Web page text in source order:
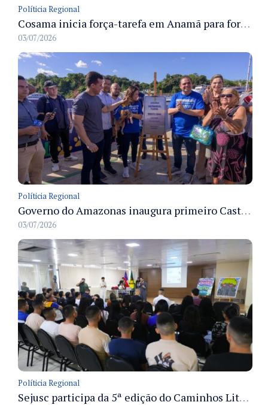
Políticia Regional
Cosama inicia força-tarefa em Anamã para fortalecer abastecimento de água e segurança hídrica da população
03/07/2026
Políticia Regional
Governo do Amazonas inaugura primeiro Castramóvel Fluvial para atendimento veterinário às comunidades ribeirinhas e castração gratuita
03/07/2026
Políticia Regional
Sejusc participa da 5ª edição do Caminhos Literários com foco na cultura hip-hop nas unidades socioeducativas